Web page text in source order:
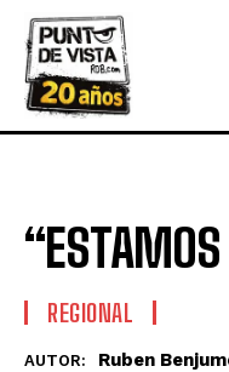
REGIONAL
AUTOR: Ruben